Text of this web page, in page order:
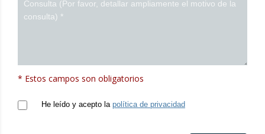
* Estos campos son obligatorios
He leído y acepto la política de privacidad